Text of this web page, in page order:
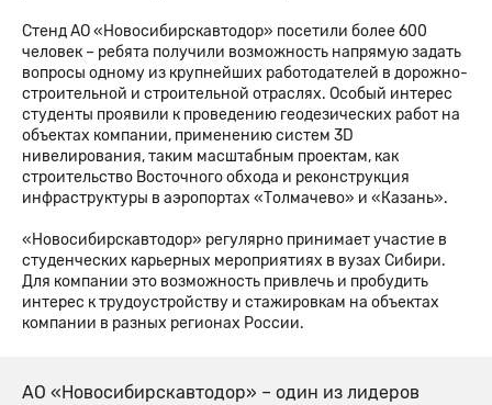
Стенд АО «Новосибирскавтодор» посетили более 600
человек – ребята получили возможность напрямую задать
вопросы одному из крупнейших работодателей в дорожно-
строительной и строительной отраслях. Особый интерес
студенты проявили к проведению геодезических работ на
объектах компании, применению систем 3D
нивелирования, таким масштабным проектам, как
строительство Восточного обхода и реконструкция
инфраструктуры в аэропортах «Толмачево» и «Казань».
«Новосибирскавтодор» регулярно принимает участие в
студенческих карьерных мероприятиях в вузах Сибири.
Для компании это возможность привлечь и пробудить
интерес к трудоустройству и стажировкам на объектах
компании в разных регионах России.
АО «Новосибирскавтодор» – один из лидеров